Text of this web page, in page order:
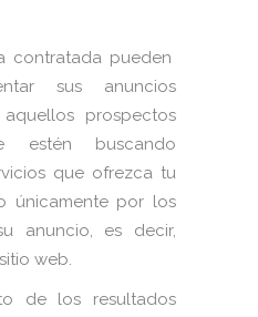
contratada pueden
sus anuncios
prospectos
estén buscando
que ofrezca tu
únicamente por los
anuncio, es decir,
web.
de los resultados